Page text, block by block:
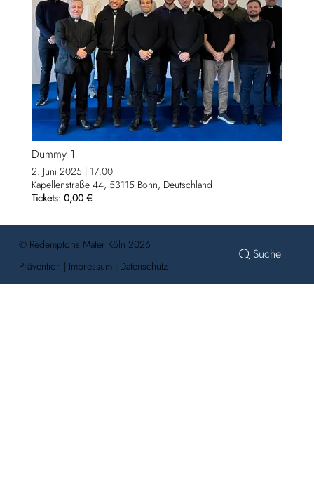
Dummy 1
2. Juni 2025| 17:00
Kapellenstraße 44, 53115 Bonn, Deutschland
Tickets: 0,00 €
© Redemptoris Mater Köln 2026
Suche
Prävention | Impressum| Datenschutz